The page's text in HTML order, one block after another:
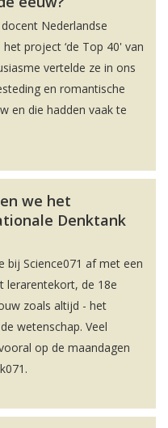
Nederlandse
project ‘de Top 40' van
vertelde ze in ons
en romantische
en die hadden vaak te
we het
Denktank
bij Science071 af met een
lerarentekort, de 18e
zoals altijd - het
wetenschap. Veel
op de maandagen